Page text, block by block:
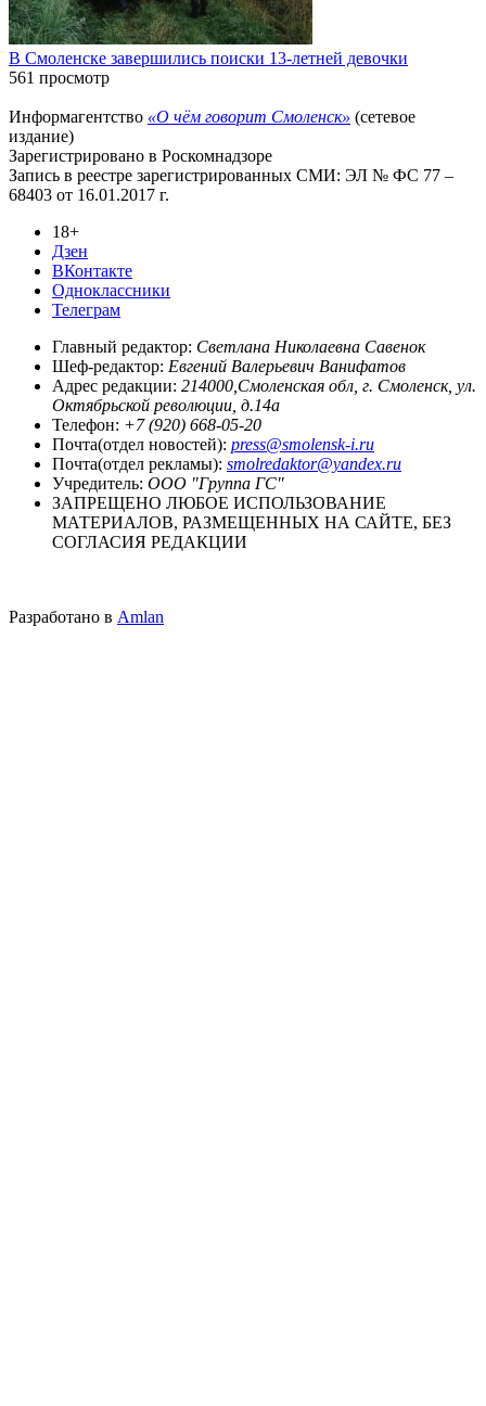
В Смоленске завершились поиски 13-летней девочки
561 просмотр
Информагентство «О чём говорит Смоленск» (сетевое
издание)
Зарегистрировано в Роскомнадзоре
Запись в реестре зарегистрированных СМИ: ЭЛ № ФС 77 –
68403 от 16.01.2017 г.
18+
Дзен
ВКонтакте
Одноклассники
Телеграм
Главный редактор: Светлана Николаевна Савенок
Шеф-редактор: Евгений Валерьевич Ванифатов
Адрес редакции: 214000,Смоленская обл, г. Смоленск, ул.
Октябрьской революции, д.14а
Телефон: +7 (920) 668-05-20
Почта(отдел новостей): press@smolensk-i.ru
Почта(отдел рекламы): smolredaktor@yandex.ru
Учредитель: ООО "Группа ГС"
ЗАПРЕЩЕНО ЛЮБОЕ ИСПОЛЬЗОВАНИЕ
МАТЕРИАЛОВ, РАЗМЕЩЕННЫХ НА САЙТЕ, БЕЗ
СОГЛАСИЯ РЕДАКЦИИ
Разработано в Amlan